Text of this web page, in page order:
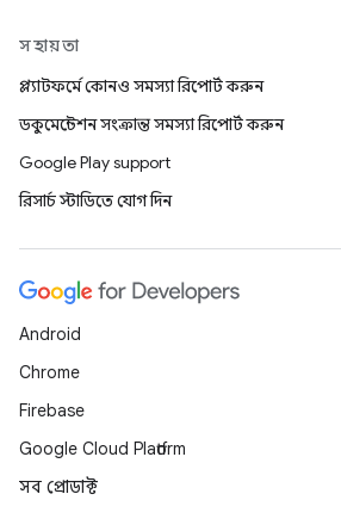
সহায়তা
প্ল্যাটফর্মে কোনও সমস্যা রিপোর্ট করুন
ডকুমেন্টেশন সংক্রান্ত সমস্যা রিপোর্ট করুন
Google Play support
রিসার্চ স্টাডিতে যোগ দিন
Android
Chrome
Firebase
Google Cloud Platform
সব প্রোডাক্ট